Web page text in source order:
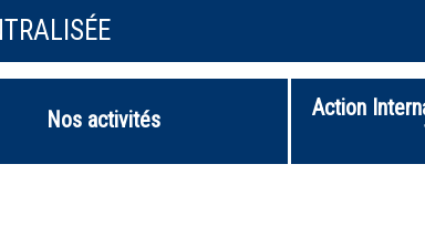
Nos activités
Action